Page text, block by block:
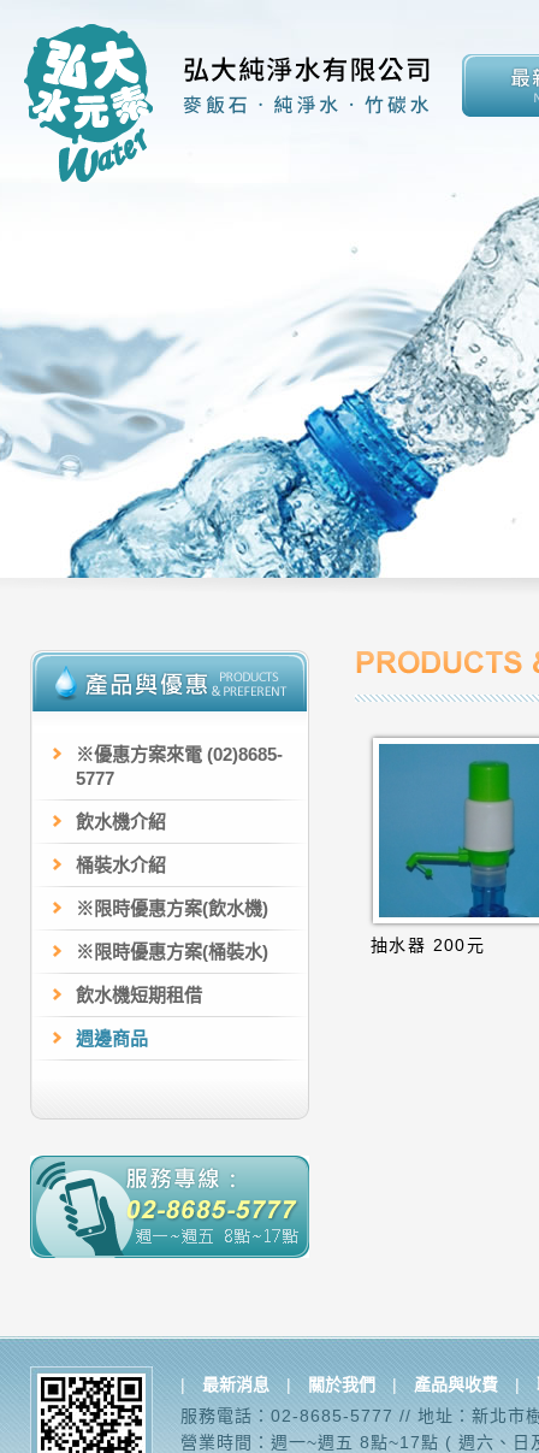
※優惠方案來電 (02)8685-
5777
飲水機介紹
桶裝水介紹
※限時優惠方案(飲水機)
※限時優惠方案(桶裝水)
飲水機短期租借
週邊商品
抽水器 200元
| 最新消息 | 關於我們 | 產品與收費 |
服務電話：02-8685-5777 // 地址：新北市
營業時間：週一~週五 8點~17點 ( 週六、日